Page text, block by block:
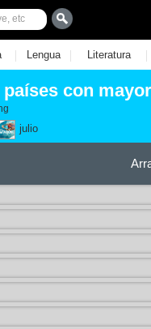
| Lengua | Literatura |
con
julio